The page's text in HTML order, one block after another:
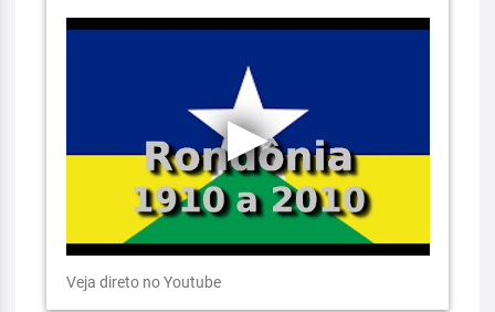
Veja direto no Youtube